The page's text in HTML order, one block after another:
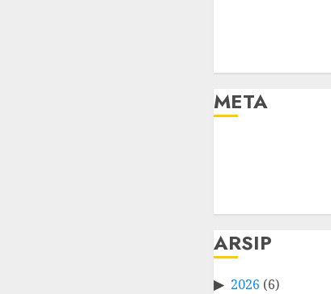
META
ARSIP
2026 (6)